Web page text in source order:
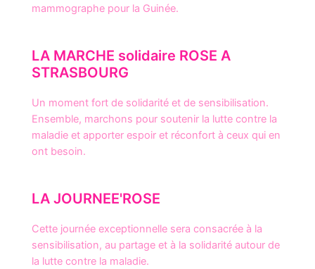
mammographe pour la Guinée.
LA MARCHE solidaire ROSE A
STRASBOURG
Un moment fort de solidarité et de sensibilisation.
Ensemble, marchons pour soutenir la lutte contre la
maladie et apporter espoir et réconfort à ceux qui en
ont besoin.
LA JOURNEE'ROSE
Cette journée exceptionnelle sera consacrée à la
sensibilisation, au partage et à la solidarité autour de
la lutte contre la maladie.